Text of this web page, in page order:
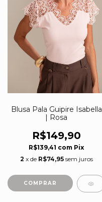
Blusa Pala Guipire Isabella
| Rosa
R$149,90
R$139,41 com Pix
2 x de R$74,95 sem juros
COMPRAR